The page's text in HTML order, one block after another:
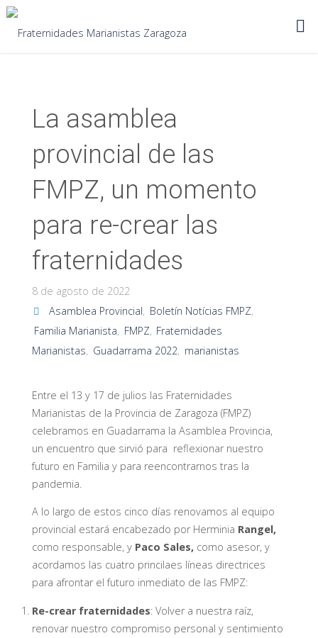
Saltar
La asamblea
provincial de las
FMPZ, un momento
para re-crear las
fraternidades
8 de agosto de 2022
Asamblea Provincial, Boletín Notícias FMPZ,
Familia Marianista, FMPZ, Fraternidades
Marianistas, Guadarrama 2022, marianistas
Entre el 13 y 17 de julios las Fraternidades
Marianistas de la Provincia de Zaragoza (FMPZ)
celebramos en Guadarrama la Asamblea Provincia,
un encuentro que sirvió para reflexionar nuestro
futuro en Familia y para reencontrarnos tras la
pandemia.
A lo largo de estos cinco días renovamos al equipo
provincial estará encabezado por Herminia Rangel,
como responsable, y Paco Sales, como asesor, y
acordamos las cuatro princilaes líneas directrices
para afrontar el futuro inmediato de las FMPZ:
Re-crear fraternidades: Volver a nuestra raíz,
renovar nuestro compromiso personal y sentimiento